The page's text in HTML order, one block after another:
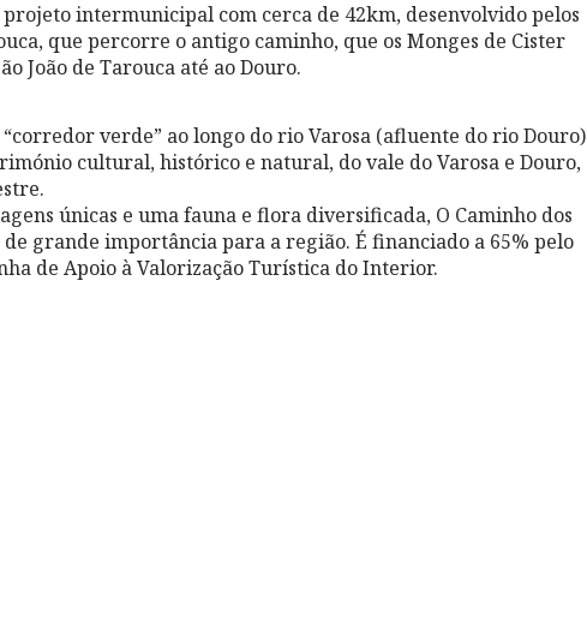
projeto intermunicipal com cerca de 42km, desenvolvido pelos
que percorre o antigo caminho, que os Monges de Cister
João de Tarouca até ao Douro.
“corredor verde” ao longo do rio Varosa (afluente do rio Douro)
cultural, histórico e natural, do vale do Varosa e Douro,
únicas e uma fauna e flora diversificada, O Caminho dos
grande importância para a região. É financiado a 65% pelo
de Apoio à Valorização Turística do Interior.